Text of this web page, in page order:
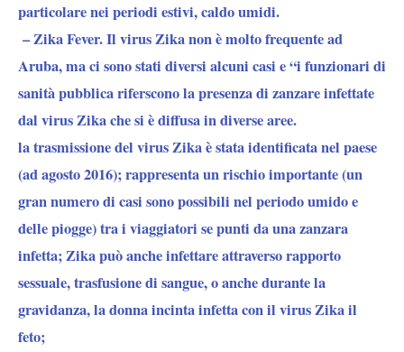
particolare nei periodi estivi, caldo umidi.
–Zika Fever.Il virus Zika non è molto frequente ad
Aruba, ma ci sono stati diversi alcuni casi e “i funzionari di
sanità pubblica riferscono la presenza di zanzare infettate
dal virus Zika che si è diffusa in diverse aree.
la trasmissione del virus Zika è stata identificata nel paese
(ad agosto 2016); rappresenta un rischio importante (un
gran numero di casi sono possibili nel periodo umido e
delle piogge) tra i viaggiatori se punti da una zanzara
infetta; Zika può anche infettare attraverso rapporto
sessuale, trasfusione di sangue, o anche durante la
gravidanza, la donna incinta infetta con il virus Zika il
feto;